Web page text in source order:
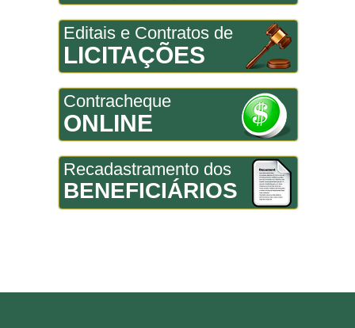
Editais e Contratos de
LICITAÇÕES
Contracheque
ONLINE
Recadastramento dos
BENEFICIÁRIOS